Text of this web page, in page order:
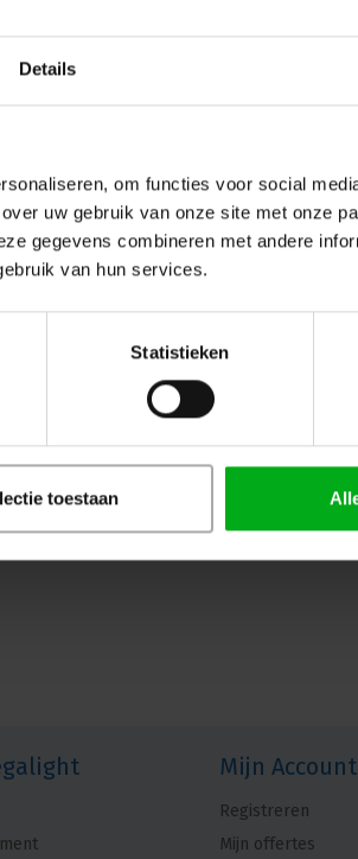
Details
om functies voor social
uw gebruik van onze site met onze
gegevens combineren met andere
van hun services.
Statistieken
toestaan
handig voor optimale prestaties in beperkte
Mijn Account
Registreren
Mijn offertes